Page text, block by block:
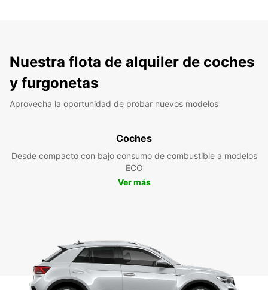
Nuestra flota de alquiler de coches
y furgonetas
Aprovecha la oportunidad de probar nuevos modelos
Coches
Desde compacto con bajo consumo de combustible a modelos
ECO
Ver más